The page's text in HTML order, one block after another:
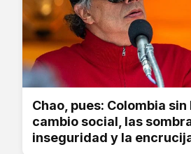
Chao, pues: Colombia
cambio social, las
inseguridad y la